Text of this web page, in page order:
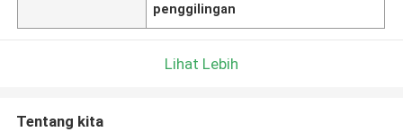
penggilingan
Lihat Lebih
Tentang kita